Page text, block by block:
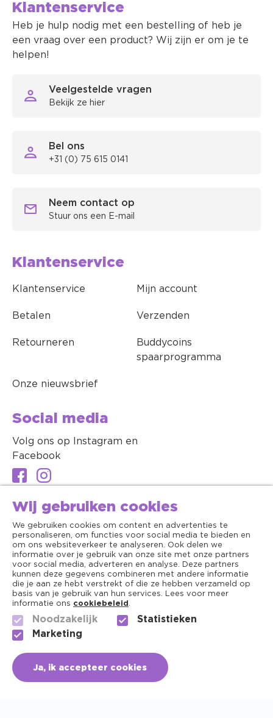
Klantenservice
Heb je hulp nodig met een bestelling of heb je
een vraag over een product? Wij zijn er om je te
helpen!
Veelgestelde vragen
Bekijk ze hier
Bel ons
+31 (0) 75 615 0141
Neem contact op
Stuur ons een E-mail
Klantenservice
Klantenservice Mijn account
Betalen Verzenden
Retourneren
Buddycoins
spaarprogramma
Onze nieuwsbrief
Social media
Volg ons op Instagram en
Facebook
Algemene voorwaarden
Privacy
Wij gebruiken cookies
We gebruiken cookies om content en advertenties te
personaliseren, om functies voor social media te bieden en
om ons websiteverkeer te analyseren. Ook delen we
informatie over je gebruik van onze site met onze partners
voor social media, adverteren en analyse. Deze partners
kunnen deze gegevens combineren met andere informatie
die je aan ze hebt verstrekt of die ze hebben verzameld op
basis van je gebruik van hun services. Lees voor meer
informatie ons cookiebeleid .
Noodzakelijk
Statistieken
Marketing
Ja, ik accepteer cookies